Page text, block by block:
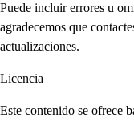
Puede incluir errores u
agradecemos que
actualizaciones.
Licencia
Este contenido se ofrece